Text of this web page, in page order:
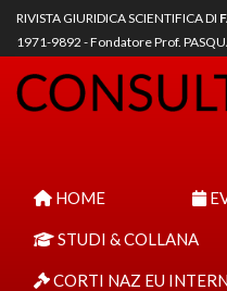
RIVISTA GIURIDICA SCIENTIFICA DI
1971-9892 - Fondatore Prof.
HOME
STUDI & COLLANA
CORTI NAZ EU